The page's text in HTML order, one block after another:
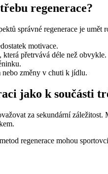
regenerace?
správné regenerace je
motivace.
přetrvává déle než obvykle.
nebo změny v chuti k jídlu.
jako k součásti
za sekundární
regenerace mohou